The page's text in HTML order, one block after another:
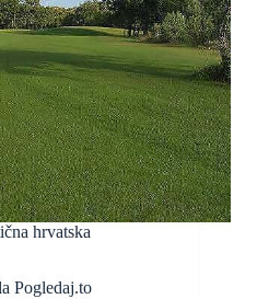
hrvatska
Pogledaj.to